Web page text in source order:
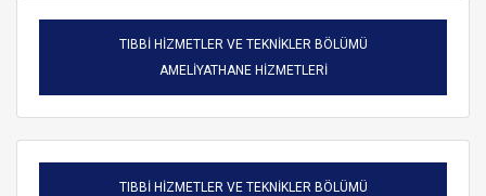
TIBBİ HİZMETLER VE TEKNİKLER BÖLÜMÜ
AMELİYATHANE HİZMETLERİ
TIBBİ HİZMETLER VE TEKNİKLER BÖLÜMÜ